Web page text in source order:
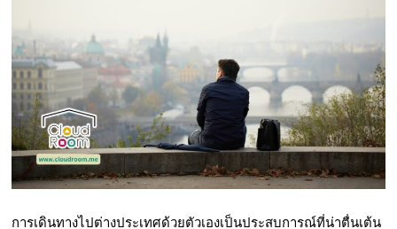
การเดินทางไปต่างประเทศด้วยตัวเองเป็นประสบการณ์ที่น่าตื่นเต้น